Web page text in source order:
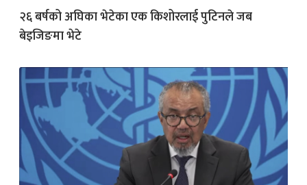
२६ बर्षको अघिका भेटेका एक किशोरलाई पुटिनले जब
बेइजिङमा भेटे